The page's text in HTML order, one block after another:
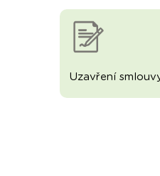
Uzavření